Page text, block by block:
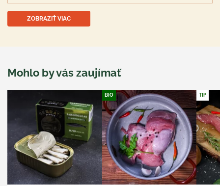
ZOBRAZIŤ VIAC
Mohlo by vás zaujímať
BIO TIP